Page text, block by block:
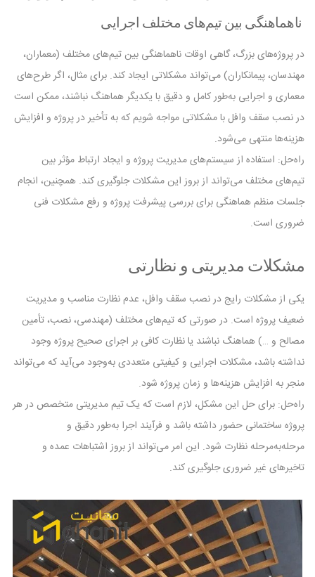
ناهماهنگی بین تیم‌های مختلف اجرایی
در پروژه‌های بزرگ، گاهی اوقات ناهماهنگی بین تیم‌های مختلف (معماران،
مهندسان، پیمانکاران) می‌تواند مشکلاتی ایجاد کند. برای مثال، اگر طرح‌های
معماری و اجرایی به‌طور کامل و دقیق با یکدیگر هماهنگ نباشند، ممکن است
در نصب سقف وافل با مشکلاتی مواجه شویم که به تأخیر در پروژه و افزایش
هزینه‌ها منتهی می‌شود.
راه‌حل: استفاده از سیستم‌های مدیریت پروژه و ایجاد ارتباط مؤثر بین
تیم‌های مختلف می‌تواند از بروز این مشکلات جلوگیری کند. همچنین، انجام
جلسات منظم هماهنگی برای بررسی پیشرفت پروژه و رفع مشکلات فنی
ضروری است.
مشکلات مدیریتی و نظارتی
یکی از مشکلات رایج در نصب سقف وافل، عدم نظارت مناسب و مدیریت
ضعیف پروژه است. در صورتی که تیم‌های مختلف (مهندسی، نصب، تأمین
مصالح و …) هماهنگ نباشند یا نظارت کافی بر اجرای صحیح پروژه وجود
نداشته باشد، مشکلات اجرایی و کیفیتی متعددی به‌وجود می‌آید که می‌تواند
منجر به افزایش هزینه‌ها و زمان پروژه شود.
راه‌حل: برای حل این مشکل، لازم است که یک تیم مدیریتی متخصص در هر
پروژه ساختمانی حضور داشته باشد و فرآیند اجرا به‌طور دقیق و
مرحله‌به‌مرحله نظارت شود. این امر می‌تواند از بروز اشتباهات عمده و
تاخیرهای غیر ضروری جلوگیری کند.